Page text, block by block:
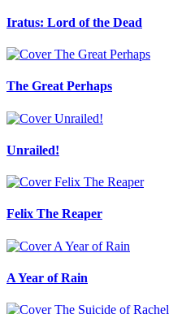
Iratus: Lord of the Dead
The Great Perhaps
Unrailed!
Felix The Reaper
A Year of Rain